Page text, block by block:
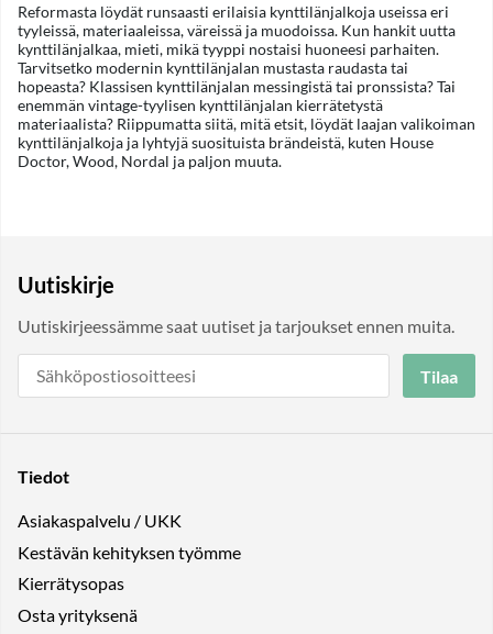
Reformasta löydät runsaasti erilaisia kynttilänjalkoja useissa eri
tyyleissä, materiaaleissa, väreissä ja muodoissa. Kun hankit uutta
kynttilänjalkaa, mieti, mikä tyyppi nostaisi huoneesi parhaiten.
Tarvitsetko modernin kynttilänjalan mustasta raudasta tai
hopeasta? Klassisen kynttilänjalan messingistä tai pronssista? Tai
enemmän vintage-tyylisen kynttilänjalan kierrätetystä
materiaalista? Riippumatta siitä, mitä etsit, löydät laajan valikoiman
kynttilänjalkoja ja lyhtyjä suosituista brändeistä, kuten House
Doctor, Wood, Nordal ja paljon muuta.
Uutiskirje
Uutiskirjeessämme saat uutiset ja tarjoukset ennen muita.
Tilaa
Tiedot
Asiakaspalvelu / UKK
Kestävän kehityksen työmme
Kierrätysopas
Osta yrityksenä